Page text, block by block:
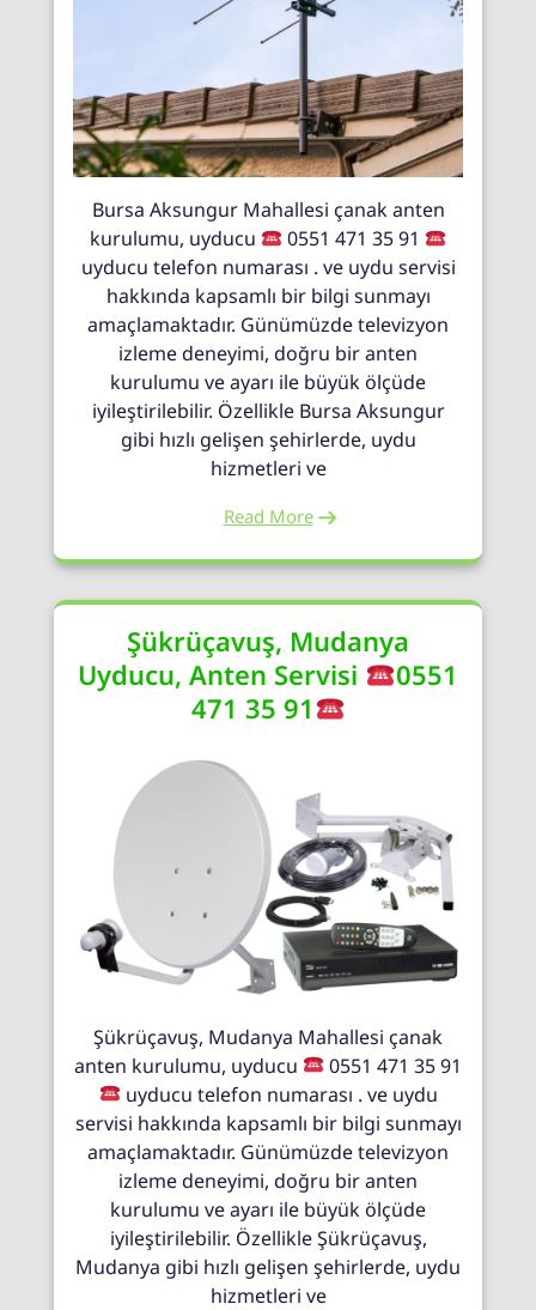
Bursa Aksungur Mahallesi çanak anten
kurulumu, uyducu
0551 471 35 91
uyducu telefon numarası . ve uydu servisi
hakkında kapsamlı bir bilgi sunmayı
amaçlamaktadır. Günümüzde televizyon
izleme deneyimi, doğru bir anten
kurulumu ve ayarı ile büyük ölçüde
iyileştirilebilir. Özellikle Bursa Aksungur
gibi hızlı gelişen şehirlerde, uydu
hizmetleri ve
Read More
Şükrüçavuş, Mudanya
Uyducu, Anten Servisi
0551
471 35 91
Şükrüçavuş, Mudanya Mahallesi çanak
anten kurulumu, uyducu
0551 471 35 91
uyducu telefon numarası . ve uydu
servisi hakkında kapsamlı bir bilgi sunmayı
amaçlamaktadır. Günümüzde televizyon
izleme deneyimi, doğru bir anten
kurulumu ve ayarı ile büyük ölçüde
iyileştirilebilir. Özellikle Şükrüçavuş,
Mudanya gibi hızlı gelişen şehirlerde, uydu
hizmetleri ve